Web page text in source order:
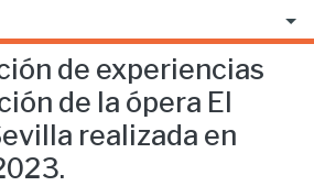
de experiencias
de la ópera El
realizada en